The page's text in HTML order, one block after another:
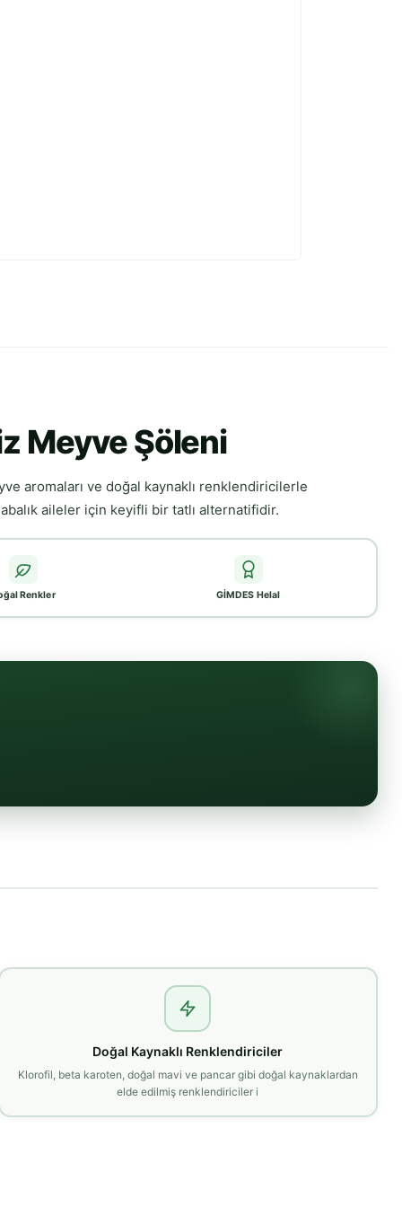
Meyve Şöleni
aromaları ve doğal kaynaklı renklendiricilerle
aileler için keyifli bir tatlı alternatifidir.
Renkler GİMDES Helal
Doğal Kaynaklı Renklendiriciler
Klorofil, beta karoten, doğal mavi ve pancar gibi doğal kaynaklardan
elde edilmiş renklendiriciler i